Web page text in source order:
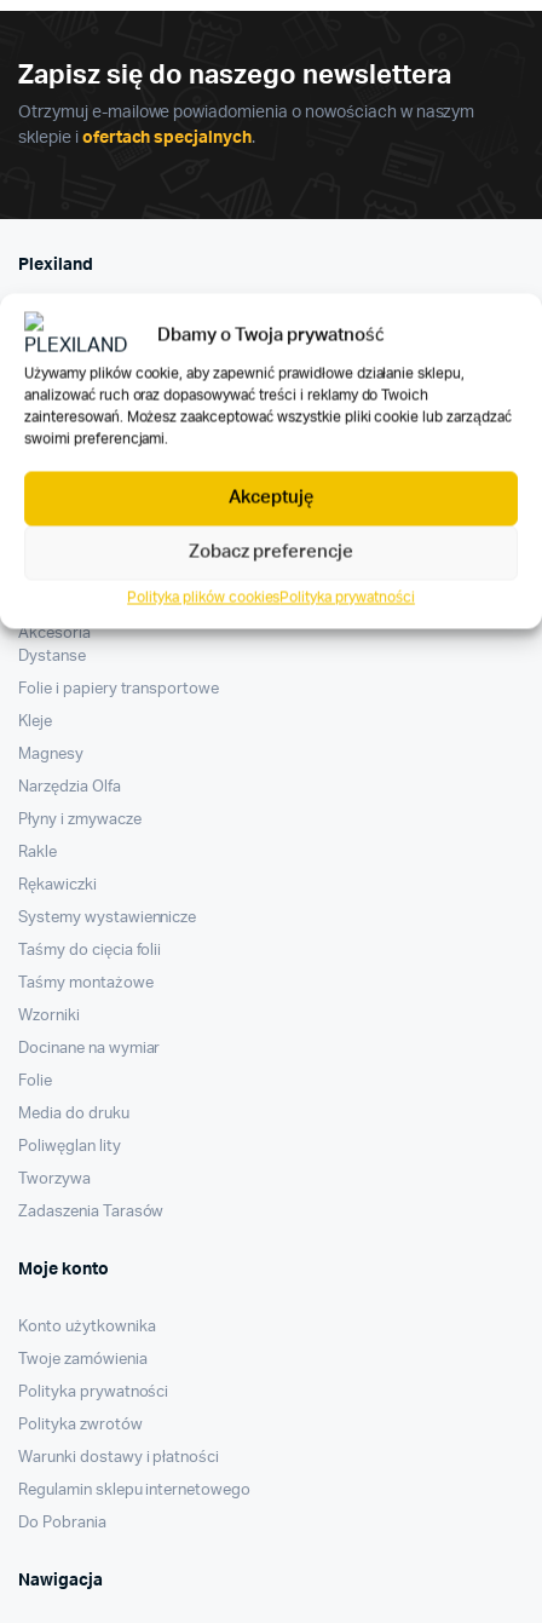
Dbamy o Twoja prywatność
Używamy plików cookie, aby zapewnić prawidłowe działanie sklepu,
analizować ruch oraz dopasowywać treści i reklamy do Twoich
zainteresowań. Możesz zaakceptować wszystkie pliki cookie lub zarządzać
swoimi preferencjami.
Akceptuję
Zobacz preferencje
Polityka plików cookiesPolityka prywatności
Zapisz się do naszego newslettera
Otrzymuj e-mailowe powiadomienia o nowościach w naszym
sklepie i ofertach specjalnych.
Plexiland
Home
O nas
Działania społeczne
Zadaszenia tarasowe aluminiowe – modele i wycena
Kontakt
Akcesoria
Dystanse
Folie i papiery transportowe
Kleje
Magnesy
Narzędzia Olfa
Płyny i zmywacze
Rakle
Rękawiczki
Systemy wystawiennicze
Taśmy do cięcia folii
Taśmy montażowe
Wzorniki
Docinane na wymiar
Folie
Media do druku
Poliwęglan lity
Tworzywa
Zadaszenia Tarasów
Moje konto
Konto użytkownika
Twoje zamówienia
Polityka prywatności
Polityka zwrotów
Warunki dostawy i płatności
Regulamin sklepu internetowego
Do Pobrania
Nawigacja